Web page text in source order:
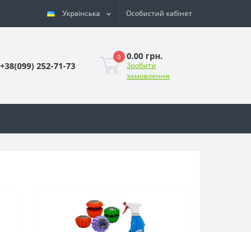
Українська Особистий кабінет
+38(099) 252-71-73
0 0.00 грн.
Зробити
замовлення